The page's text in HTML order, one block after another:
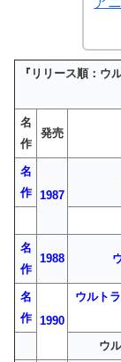
『リリース順：ウ
名
作
発売
名
作
1987
名
作
1988
名
作
1990
ウルト
ウ